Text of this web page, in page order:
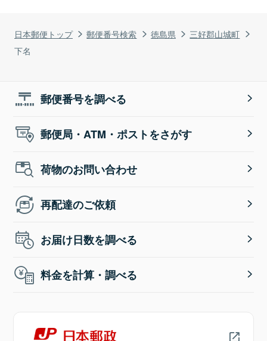
日本郵便トップ 郵便番号検索 徳島県
三好郡山城町
下名
郵便番号を調べる
郵便局・ATM・ポストをさがす
荷物のお問い合わせ
再配達のご依頼
お届け日数を調べる
料金を計算・調べる